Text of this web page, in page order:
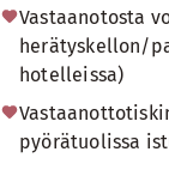
Vastaanotosta
herätyskellon/
hotelleissa)
pyörätuolissa